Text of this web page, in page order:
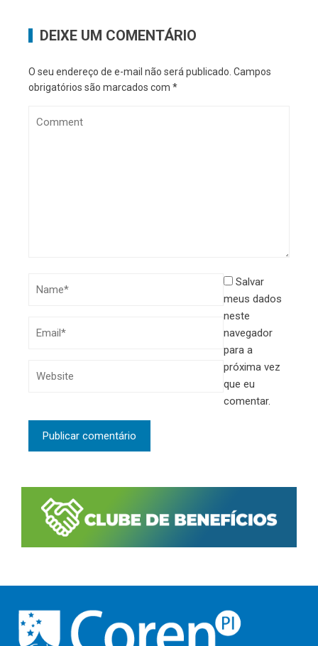
DEIXE UM COMENTÁRIO
O seu endereço de e-mail não será publicado. Campos
obrigatórios são marcados com *
Salvar
meus dados
neste
navegador
para a
próxima vez
que eu
comentar.